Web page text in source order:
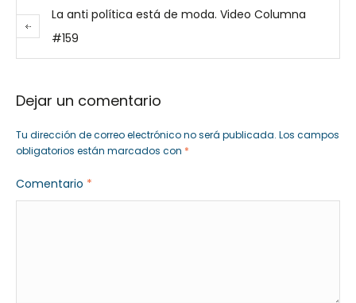
La anti política está de moda. Video Columna
#159
Dejar un comentario
Tu dirección de correo electrónico no será publicada. Los campos
obligatorios están marcados con *
Comentario *